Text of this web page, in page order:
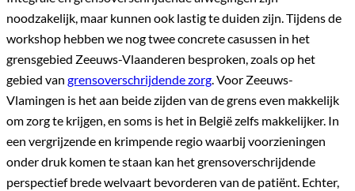
noodzakelijk, maar kunnen ook lastig te duiden zijn. Tijdens de
workshop hebben we nog twee concrete casussen in het
grensgebied Zeeuws-Vlaanderen besproken, zoals op het
gebied van grensoverschrijdende zorg. Voor Zeeuws-
Vlamingen is het aan beide zijden van de grens even makkelijk
om zorg te krijgen, en soms is het in België zelfs makkelijker. In
een vergrijzende en krimpende regio waarbij voorzieningen
onder druk komen te staan kan het grensoverschrijdende
perspectief brede welvaart bevorderen van de patiënt. Echter,